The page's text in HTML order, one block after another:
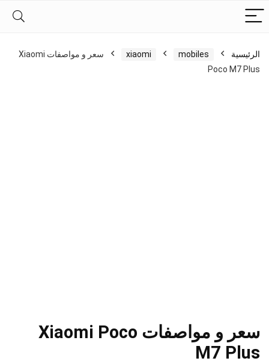
الرئيسية mobiles
xiaomi
سعر و مواصفات Xiaomi
Poco M7 Plus
سعر و مواصفات Xiaomi Poco
M7 Plus